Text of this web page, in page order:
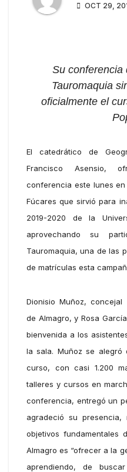
OCT 29,
Su conferencia
Tauromaquia
oficialmente el
El catedrático de
Francisco Asensio,
conferencia este lunes
Fúcares que sirvió para
2019-2020 de la
aprovechando su
Tauromaquia, una de las
de matrículas esta
Dionisio Muñoz,
de Almagro, y Rosa
bienvenida a los
la sala. Muñoz se
curso, con casi 1.200
talleres y cursos en
conferencia, entregó un
agradeció su
objetivos fundamentales
Almagro es “ofrecer a la
aprendiendo, de